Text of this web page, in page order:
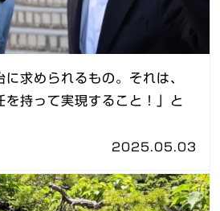
求められるもの。それは、
を持って実現すること！」と
2025.05.03